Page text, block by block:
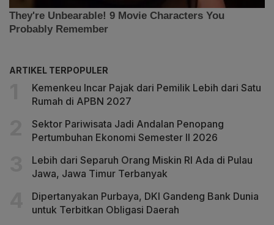
ARTIKEL TERPOPULER
Kemenkeu Incar Pajak dari Pemilik Lebih dari Satu
Rumah di APBN 2027
Sektor Pariwisata Jadi Andalan Penopang
Pertumbuhan Ekonomi Semester II 2026
Lebih dari Separuh Orang Miskin RI Ada di Pulau
Jawa, Jawa Timur Terbanyak
Dipertanyakan Purbaya, DKI Gandeng Bank Dunia
untuk Terbitkan Obligasi Daerah